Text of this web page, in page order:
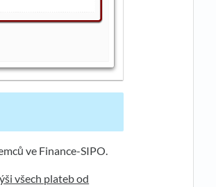
ve Finance-SIPO.
všech plateb od